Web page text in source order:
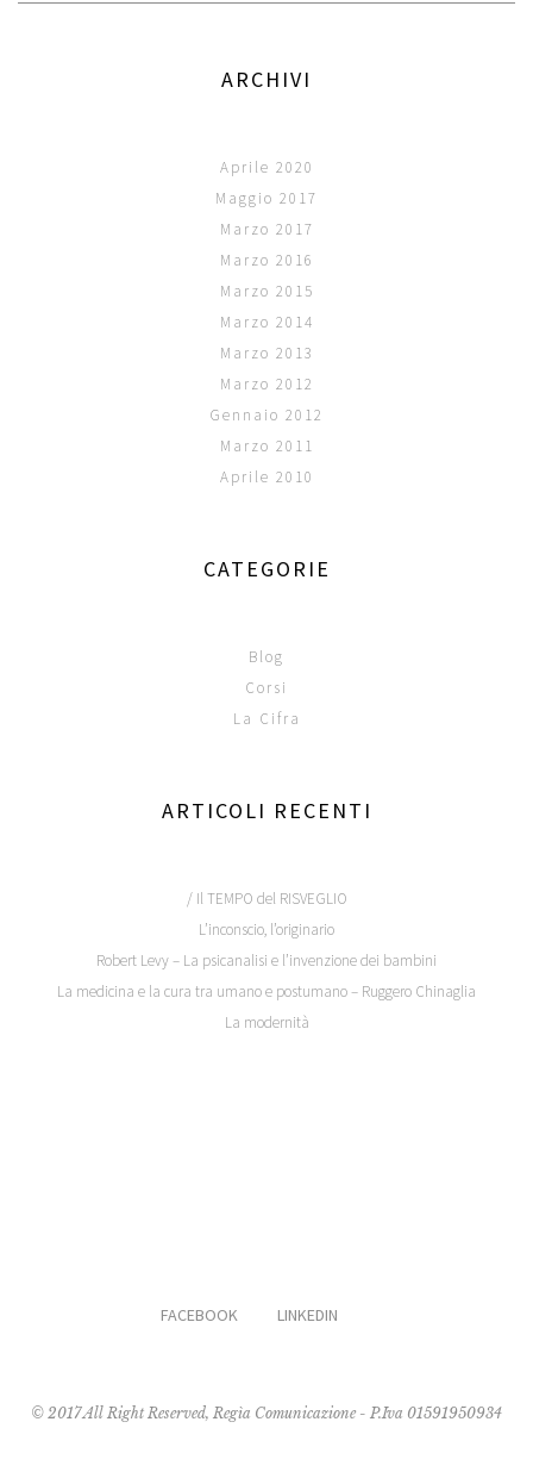
ARCHIVI
Aprile 2020
Maggio 2017
Marzo 2017
Marzo 2016
Marzo 2015
Marzo 2014
Marzo 2013
Marzo 2012
Gennaio 2012
Marzo 2011
Aprile 2010
CATEGORIE
Blog
Corsi
La Cifra
ARTICOLI RECENTI
/ Il TEMPO del RISVEGLIO
L’inconscio, l’originario
Robert Levy – La psicanalisi e l’invenzione dei bambini
La medicina e la cura tra umano e postumano – Ruggero Chinaglia
La modernità
FACEBOOK LINKEDIN
© 2017 All Right Reserved, Regìa Comunicazione - P.Iva 01591950934